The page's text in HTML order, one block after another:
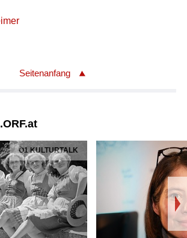
Seitenanfang
Ö1 KULTURTALK